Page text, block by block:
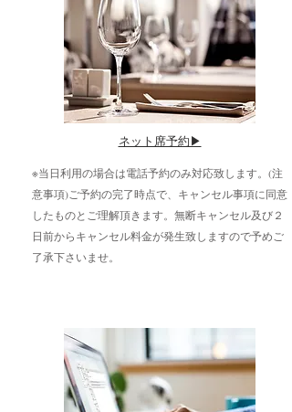
​ネット席予約▶︎
​※当日利用の場合は電話予約のみ対応致します。(注
意事項)ご予約の完了時点で、キャンセル事項に同意
したものとご理解頂きます。無断キャンセル及び２
日前からキャンセル料金が発生致しますので予めご
了承下さいませ。